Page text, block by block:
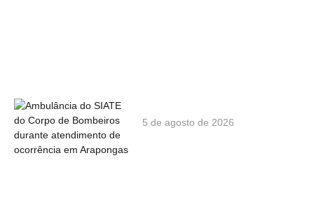
5 de agosto de 2026